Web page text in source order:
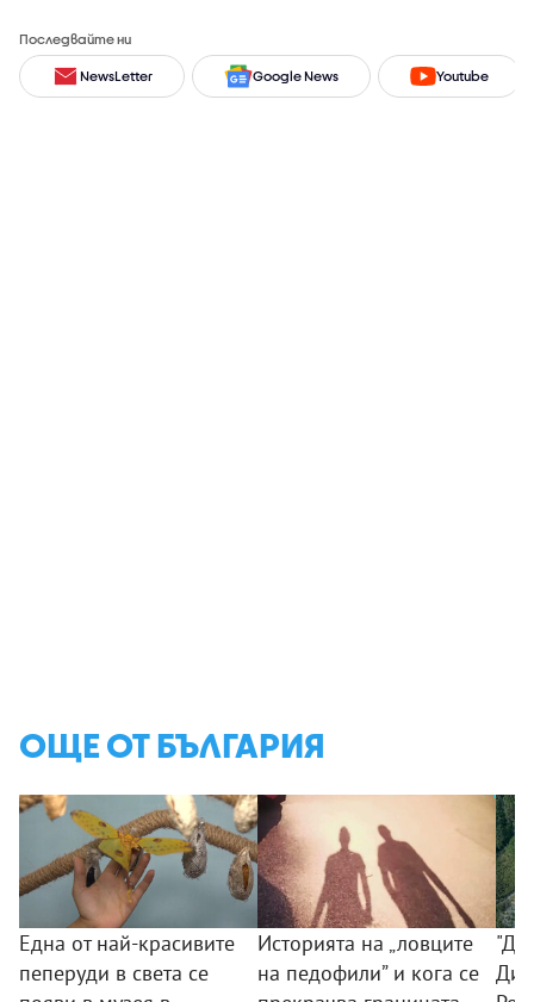
Последвайте ни
NewsLetter Google News Youtube
ОЩЕ ОТ БЪЛГАРИЯ
Една от най-красивите
пеперуди в света се
Историята на „ловците
на педофили” и кога се